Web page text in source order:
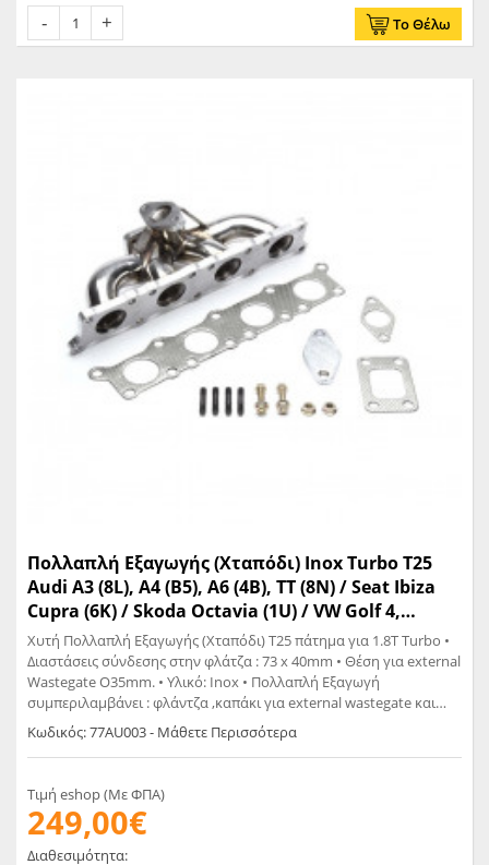
Το Θέλω
Πολλαπλή Εξαγωγής (Χταπόδι) Inox Turbo T25
Audi A3 (8L), A4 (B5), A6 (4B), TT (8N) / Seat Ibiza
Cupra (6K) / Skoda Octavia (1U) / VW Golf 4,
Passat (3B) - 1.8T - (Wastegate Φ35mm)
Χυτή Πολλαπλή Εξαγωγής (Χταπόδι) Τ25 πάτημα για 1.8T Turbo •
Διαστάσεις σύνδεσης στην φλάτζα : 73 x 40mm • Θέση για external
Wastegate O35mm. • Υλικό: Inox • Πολλαπλή Εξαγωγή
συμπεριλαμβάνει : φλάντζα ,καπάκι για external wastegate και
υλικά στερέωσης.
Κωδικός: 77AU003 - Μάθετε Περισσότερα
Τιμή eshop (Με ΦΠΑ)
249,00€
Διαθεσιμότητα: